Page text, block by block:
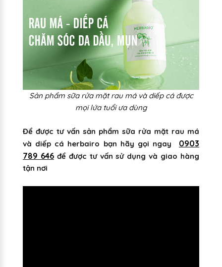
Sản phẩm sữa rửa mặt rau má và diếp cá được
mọi lứa tuổi ưa dùng
Để được tư vấn sản phẩm sữa rửa mặt rau má
và diếp cá herbairo bạn hãy gọi ngay 0903
789 646để được tư vấn sử dụng và giao hàng
tận nơi